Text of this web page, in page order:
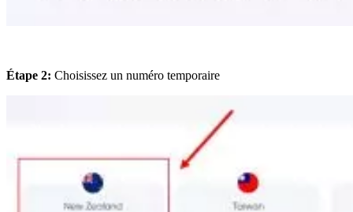
Étape 2: Choisissez un numéro temporaire